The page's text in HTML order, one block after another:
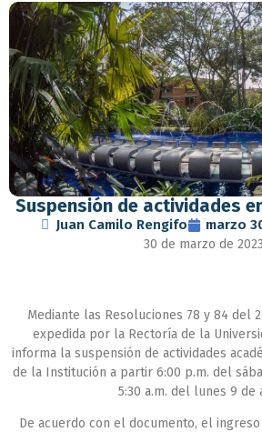
Suspensión de actividades
Juan Camilo Rengifo marzo
30 de marzo de 2023
Mediante las Resoluciones 78 y 84 del
expedida por la Rectoría de la
informa la suspensión de actividades
de la Institución a partir 6:00 p.m. del
5:30 a.m. del lunes 9 de
De acuerdo con el documento, el